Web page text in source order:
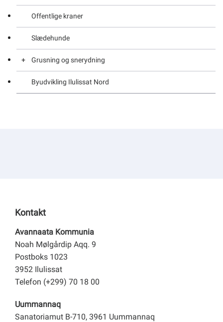
Bådplads på land – Generelt om
Bådplads på land – Klage
Offentlige kraner
Slædehunde
Grusning og snerydning
Grusning og Snerydning – Generelt om
Byudvikling Ilulissat Nord
Kontakt
Avannaata Kommunia
Noah Mølgårdip Aqq. 9
Postboks 1023
3952 Ilulissat
Telefon (+299) 70 18 00
Uummannaq
Sanatoriamut B-710, 3961 Uummannaq